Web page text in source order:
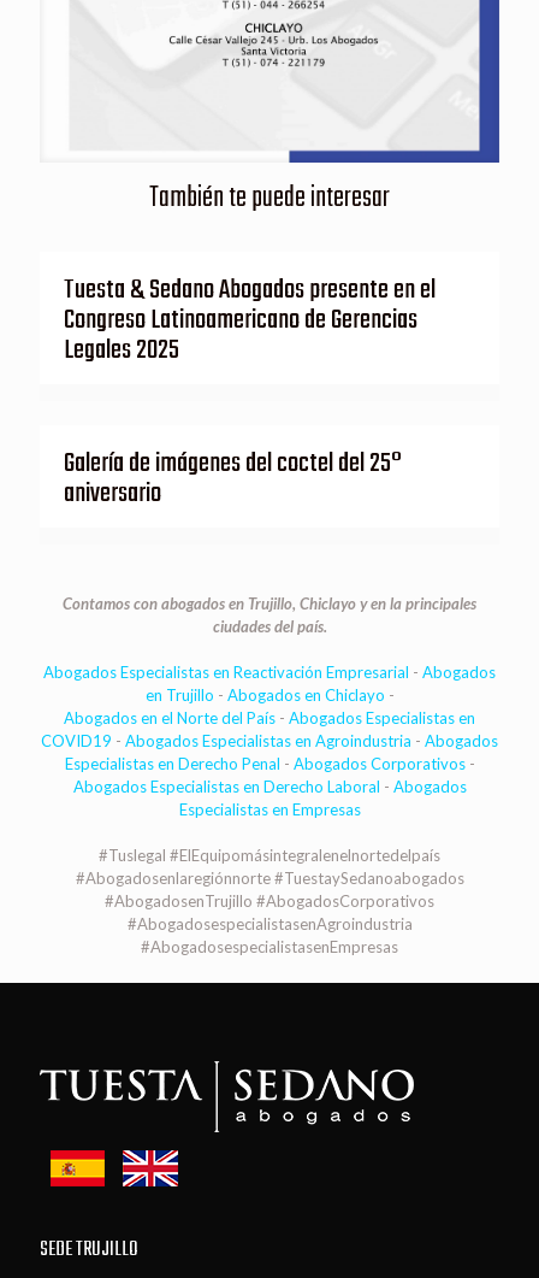
También te puede interesar
Tuesta & Sedano Abogados presente en el
Congreso Latinoamericano de Gerencias
Legales 2025
Galería de imágenes del coctel del 25°
aniversario
Contamos con abogados en Trujillo, Chiclayo y en la principales
ciudades del país.
Abogados Especialistas en Reactivación Empresarial - Abogados
en Trujillo - Abogados en Chiclayo -
Abogados en el Norte del País - Abogados Especialistas en
COVID19 - Abogados Especialistas en Agroindustria - Abogados
Especialistas en Derecho Penal - Abogados Corporativos-
Abogados Especialistas en Derecho Laboral - Abogados
Especialistas en Empresas
#Tuslegal #ElEquipomásintegralenelnortedelpaís
#Abogadosenlaregiónnorte #TuestaySedanoabogados
#AbogadosenTrujillo #AbogadosCorporativos
#AbogadosespecialistasenAgroindustria
#AbogadosespecialistasenEmpresas
SEDE TRUJILLO